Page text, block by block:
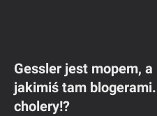
Gessler jest mopem,
jakimiś tam
cholery!?